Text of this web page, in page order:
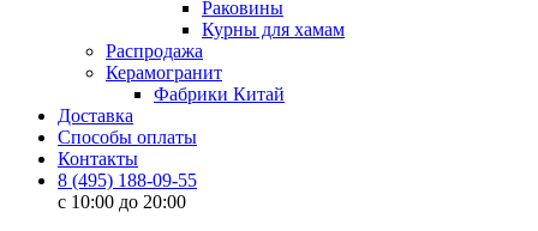
Раковины
Курны для хамам
Распродажа
Керамогранит
Фабрики Китай
Доставка
Способы оплаты
Контакты
8 (495) 188-09-55
c 10:00 до 20:00